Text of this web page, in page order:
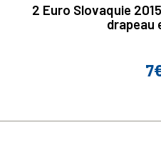
2 Euro Slovaquie
drapeau